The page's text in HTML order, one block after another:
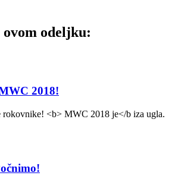
odeljku:
2018!
rokovnike! <b> MWC 2018 je</b iza ugla.